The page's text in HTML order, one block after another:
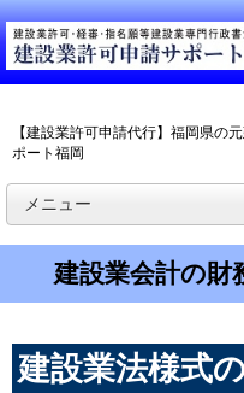
【建設業許可申請代行】福岡県の
ポート福岡
建設業会計の財
建設業法様式